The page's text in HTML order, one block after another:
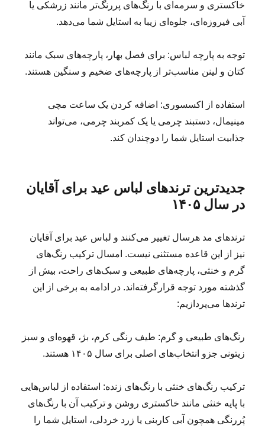
خاکستری و سرمه‌ای با رنگ‌های پررنگ‌تر مانند زرشکی یا
آبی فیروزه‌ای، جلوه‌ای زیبا به استایل شما می‌دهد.
توجه به پارچه لباس: برای فصل بهار، پارچه‌های سبک مانند
کتان و لینن مناسب‌تر از پارچه‌های ضخیم و سنگین هستند.
استفاده از اکسسوری: اضافه کردن یک ساعت مچی
مینیمال، دستبند چرمی یا یک کمربند چرمی، می‌تواند
جذابیت استایل شما را دوچندان کند.
جدیدترین ترندهای لباس عید برای آقایان
در سال ۱۴۰۵
ترندهای مد هرسال تغییر می‌کنند و لباس عید برای آقایان
نیز از این قاعده مستثنی نیست. امسال ترکیب رنگ‌های
گرم و خنثی، پارچه‌های طبیعی و سبک‌های راحت، بیش از
گذشته مورد توجه قرارگرفته‌اند. در ادامه به برخی از این
ترندها می‌پردازیم:
رنگ‌های طبیعی و گرم: طیف رنگی کرم، بژ، قهوه‌ای و سبز
زیتونی جزو انتخاب‌های اصلی برای سال ۱۴۰۵ هستند.
ترکیب رنگ‌های خنثی با رنگ‌های زنده: استفاده از لباس‌هایی
با پایه خنثی مانند خاکستری روشن و ترکیب آن با رنگ‌های
پُررنگی همچون آبی کاربنی یا زرد خردلی، استایل شما را